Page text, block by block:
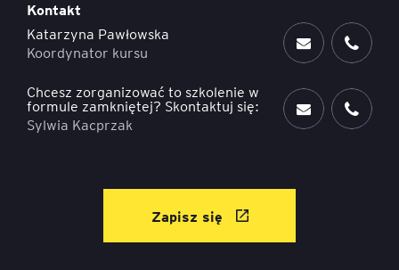
Kontakt
Katarzyna Pawłowska
Koordynator kursu
Chcesz zorganizować to szkolenie w
formule zamkniętej? Skontaktuj się:
Sylwia Kacprzak
Zapisz się